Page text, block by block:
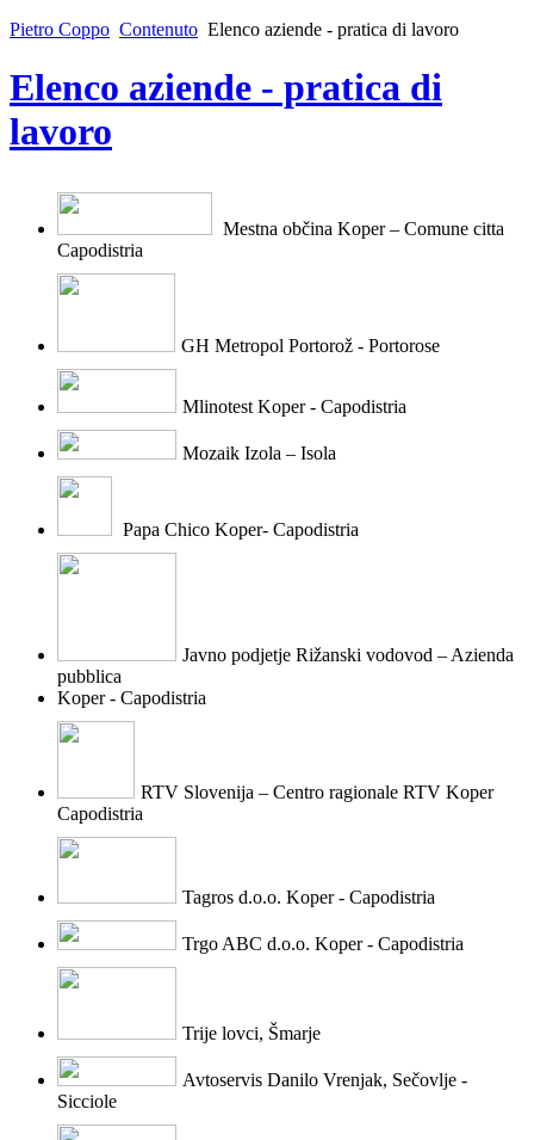
Pietro Coppo Contenuto Elenco aziende - pratica di lavoro
Elenco aziende - pratica di
lavoro
Mestna občina Koper – Comune citta
Capodistria
GH Metropol Portorož - Portorose
Mlinotest Koper - Capodistria
Mozaik Izola – Isola
Papa Chico Koper- Capodistria
Javno podjetje Rižanski vodovod – Azienda
pubblica
Koper - Capodistria
RTV Slovenija – Centro ragionale RTV Koper
Capodistria
Tagros d.o.o. Koper - Capodistria
Trgo ABC d.o.o. Koper - Capodistria
Trije lovci, Šmarje
Avtoservis Danilo Vrenjak, Sečovlje -
Sicciole